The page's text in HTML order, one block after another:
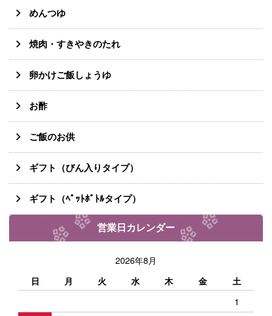
めんつゆ
焼肉・すきやきのたれ
卵かけご飯しょうゆ
お酢
ご飯のお供
ギフト（びん入りタイプ）
ギフト（ﾍﾟｯﾄﾎﾞﾄﾙタイプ）
営業日カレンダー
2026年8月
日 月 火 水 木 金 土
1